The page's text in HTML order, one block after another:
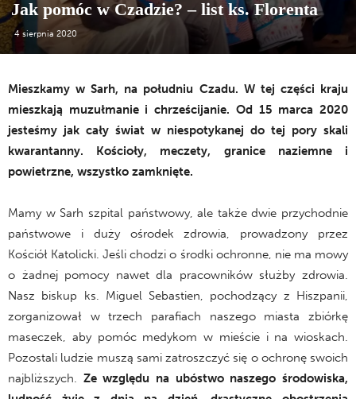
Jak pomóc w Czadzie? – list ks. Florenta
4 sierpnia 2020
Mieszkamy w Sarh, na południu Czadu. W tej części kraju
mieszkają muzułmanie i chrześcijanie. Od 15 marca 2020
jesteśmy jak cały świat w niespotykanej do tej pory skali
kwarantanny. Kościoły, meczety, granice naziemne i
powietrzne, wszystko zamknięte.
Mamy w Sarh szpital państwowy, ale także dwie przychodnie
państwowe i duży ośrodek zdrowia, prowadzony przez
Kościół Katolicki. Jeśli chodzi o środki ochronne, nie ma mowy
o żadnej pomocy nawet dla pracowników służby zdrowia.
Nasz biskup ks. Miguel Sebastien, pochodzący z Hiszpanii,
zorganizował w trzech parafiach naszego miasta zbiórkę
maseczek, aby pomóc medykom w mieście i na wioskach.
Pozostali ludzie muszą sami zatroszczyć się o ochronę swoich
najbliższych. Ze względu na ubóstwo naszego środowiska,